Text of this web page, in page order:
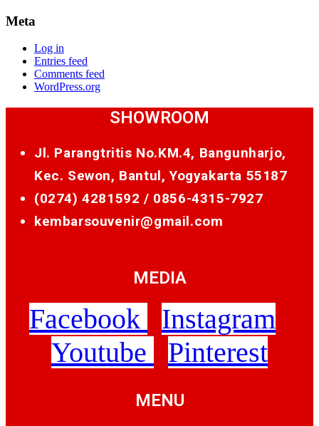
Meta
Log in
Entries feed
Comments feed
WordPress.org
SHOWROOM
Jl. Parangtritis No.KM.4, Bangunharjo,
Kec. Sewon, Bantul, Yogyakarta 55187
(0274) 4281592 / 0856-4315-7927
kembarsouvenir@gmail.com
MEDIA
Facebook
Instagram
Youtube
Pinterest
MENU